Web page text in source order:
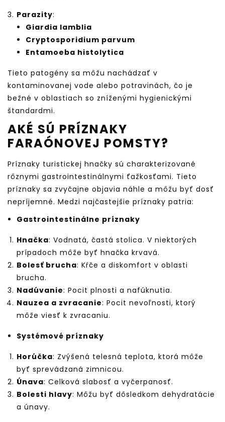
Parazity:
Giardia lamblia
Cryptosporidium parvum
Entamoeba histolytica
Tieto patogény sa môžu nachádzať v
kontaminovanej vode alebo potravinách, čo je
bežné v oblastiach so zníženými hygienickými
štandardmi.
AKÉ SÚ PRÍZNAKY
FARAÓNOVEJ POMSTY?
Príznaky turistickej hnačky sú charakterizované
rôznymi gastrointestinálnymi ťažkosťami. Tieto
príznaky sa zvyčajne objavia náhle a môžu byť dosť
nepríjemné. Medzi najčastejšie príznaky patria:
Gastrointestinálne príznaky
Hnačka: Vodnatá, častá stolica. V niektorých
prípadoch môže byť hnačka krvavá.
Bolesť brucha: Kŕče a diskomfort v oblasti
brucha.
Nadúvanie: Pocit plnosti a nafúknutia.
Nauzea a zvracanie: Pocit nevoľnosti, ktorý
môže viesť k zvracaniu.
Systémové príznaky
Horúčka: Zvýšená telesná teplota, ktorá môže
byť sprevádzaná zimnicou.
Únava: Celková slabosť a vyčerpanosť.
Bolesti hlavy: Môžu byť dôsledkom dehydratácie
a únavy.